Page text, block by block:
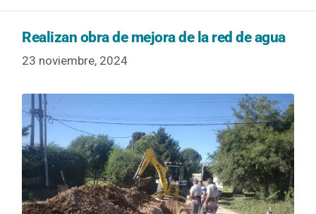
Realizan obra de mejora de la red de agua
23 noviembre, 2024